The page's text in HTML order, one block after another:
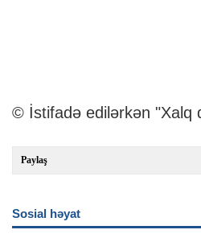
© İstifadə edilərkən "Xalq
Paylaş
Sosial həyat